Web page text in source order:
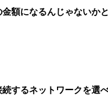
額になるんじゃないかと
するネットワークを